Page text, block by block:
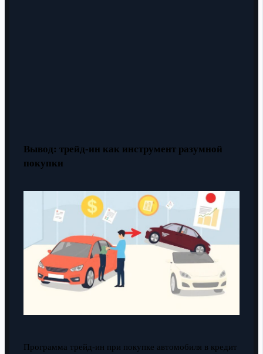
Вывод: трейд-ин как инструмент разумной
покупки
Программа трейд-ин при покупке автомобиля в кредит